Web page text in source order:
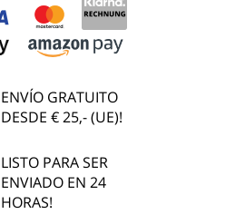
ENVÍO GRATUITO
DESDE € 25,- (UE)!
LISTO PARA SER
ENVIADO EN 24
HORAS!